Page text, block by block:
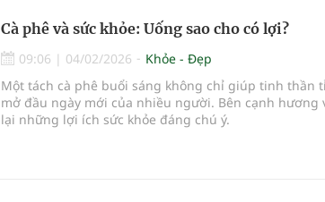
Cà phê và sức khỏe: Uống sao cho có lợi?
09:06 | 04/02/2026
Khỏe - Đẹp
Một tách cà phê buổi sáng không chỉ giúp tinh thần
mở đầu ngày mới của nhiều người. Bên cạnh hương
lại những lợi ích sức khỏe đáng chú ý.